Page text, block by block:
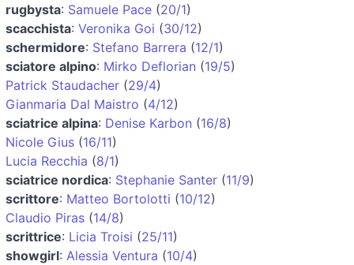
rugbysta: Samuele Pace (20/1)
scacchista: Veronika Goi (30/12)
schermidore: Stefano Barrera (12/1)
sciatore alpino: Mirko Deflorian (19/5)
Patrick Staudacher (29/4)
Gianmaria Dal Maistro (4/12)
sciatrice alpina: Denise Karbon (16/8)
Nicole Gius (16/11)
Lucia Recchia (8/1)
sciatrice nordica: Stephanie Santer (11/9)
scrittore: Matteo Bortolotti (10/12)
Claudio Piras (14/8)
scrittrice: Licia Troisi (25/11)
showgirl: Alessia Ventura (10/4)